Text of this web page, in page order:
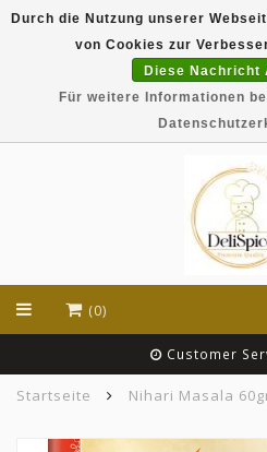
DeliSpice is your online
exclusive brands like
and many
(0)
Customer
Startseite Nihari Masala
Durch die Nutzung unserer
von Cookies zur
Diese Nachricht
Für weitere Informationen